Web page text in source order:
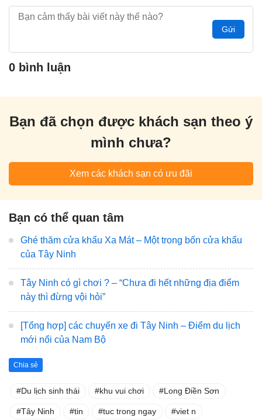
Gửi
0 bình luận
Bạn đã chọn được khách sạn theo ý
mình chưa?
Xem các khách sạn có ưu đãi
Bạn có thể quan tâm
Ghé thăm cửa khẩu Xa Mát – Một trong bốn cửa khẩu
của Tây Ninh
Tây Ninh có gì chơi ? – “Chưa đi hết những địa điểm
này thì đừng vội hỏi”
[Tổng hợp] các chuyến xe đi Tây Ninh – Điểm du lịch
mới nổi của Nam Bộ
Chia sẻ
Du lịch sinh thái khu vui chơi Long Điền Sơn
Tây Ninh tin tuc trong ngay viet n